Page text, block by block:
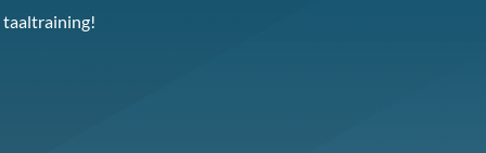
taaltraining!